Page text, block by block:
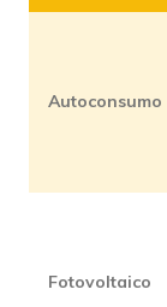
Autoconsumo
Fotovoltaico